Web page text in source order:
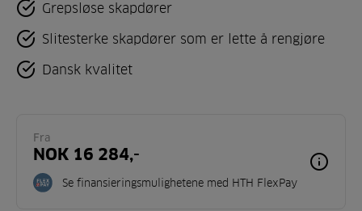
Grepsløse skapdører
Slitesterke skapdører som er lette å rengjøre
Dansk kvalitet
Fra
NOK 16 284,-
Se finansieringsmulighetene med HTH FlexPay